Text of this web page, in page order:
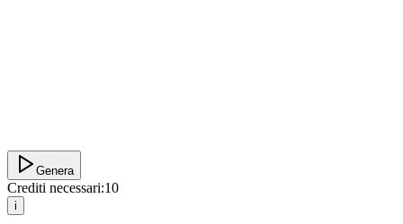
Genera
Crediti necessari:10
i